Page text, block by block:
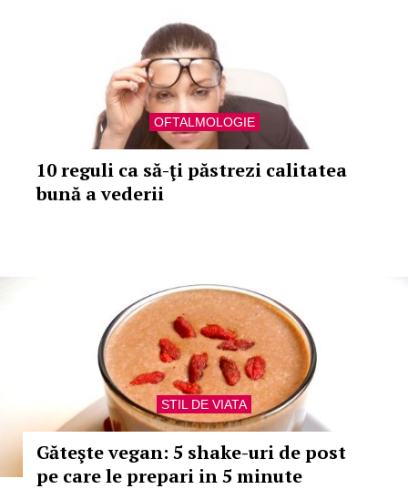
OFTALMOLOGIE
10 reguli ca să-ţi păstrezi calitatea
bună a vederii
STIL DE VIATA
Găteşte vegan: 5 shake-uri de post
pe care le prepari in 5 minute